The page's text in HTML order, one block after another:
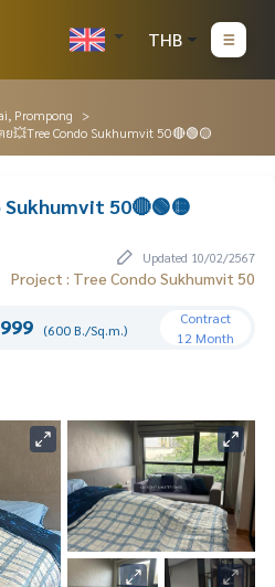
THB
Prompong
ย💥Tree Condo Sukhumvit 50🔴🟢🟡
Sukhumvit 50🔴🟢🟡
Updated 10/02/2567
Project : Tree Condo Sukhumvit 50
(600 B./Sq.m.)
Contract
12 Month